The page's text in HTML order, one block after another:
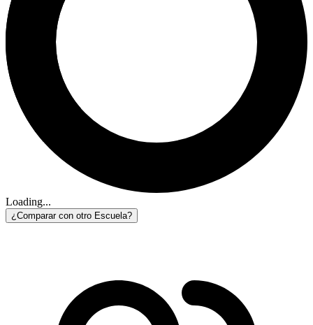
Loading...
¿Comparar con otro Escuela?